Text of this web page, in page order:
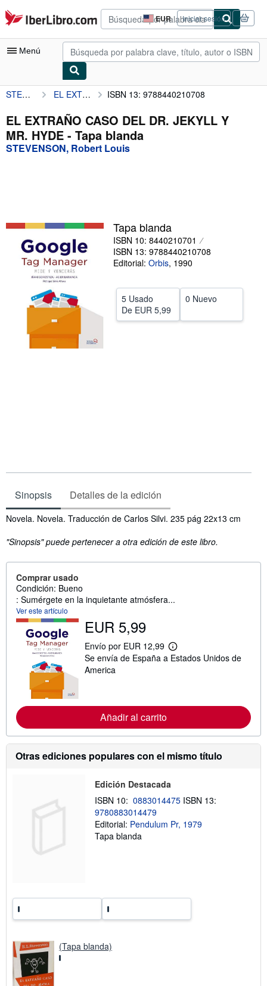
Pasar al contenido principal
IberLibro.com EUR
Preferencias
de
compra
del
Iniciar sesión
Menú
Mi cuenta
Consultar mis pedidos
Búsqueda avanzada
Vendedores
Comenzar a vender
Ayuda
STEVENSON, Robert Louis EL EXTRAÑO CASO DEL DR. JEKYLL Y MR. HYDE ISBN 13: 9788440210708
EL EXTRAÑO CASO DEL DR. JEKYLL Y
MR. HYDE - Tapa blanda
STEVENSON, Robert Louis
Tapa blanda
ISBN 10: 8440210701
ISBN 13: 9788440210708
Editorial: Orbis, 1990
5 Usado
De EUR 5,99
0 Nuevo
Sinopsis Detalles de la edición
Sinopsis
Novela. Novela. Traducción de Carlos Silvi. 235 pág 22x13 cm
"Sinopsis" puede pertenecer a otra edición de este libro.
Comprar usado
Condición: Bueno
: Sumérgete en la inquietante atmósfera...
Ver este artículo
EUR 5,99
Envío por EUR 12,99
M
á
a
c
ó
r
l
a
s
e
Se envía de España a Estados Unidos de
America
Añadir al carrito
Otras ediciones populares con el mismo título
Edición Destacada
ISBN 10: 0883014475 ISBN 13:
9780883014479
Editorial: Pendulum Pr, 1979
Tapa blanda
(Tapa blanda)